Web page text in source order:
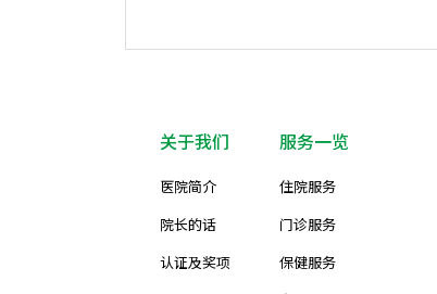
关于我们
医院简介
院长的话
认证及奖项
服务一览
住院服务
门诊服务
保健服务